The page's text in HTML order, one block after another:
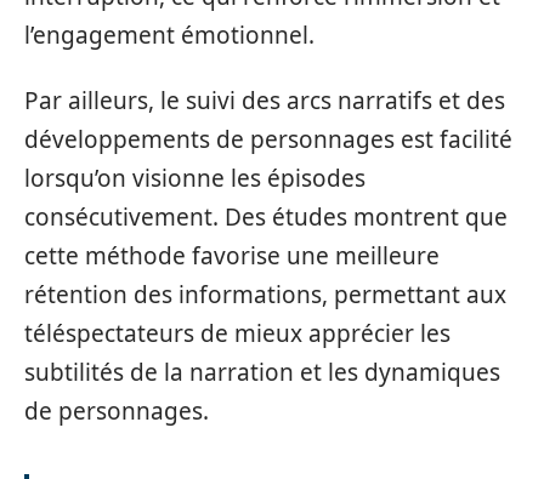
l’engagement émotionnel.
Par ailleurs, le suivi des arcs narratifs et des
développements de personnages est facilité
lorsqu’on visionne les épisodes
consécutivement. Des études montrent que
cette méthode favorise une meilleure
rétention des informations, permettant aux
téléspectateurs de mieux apprécier les
subtilités de la narration et les dynamiques
de personnages.